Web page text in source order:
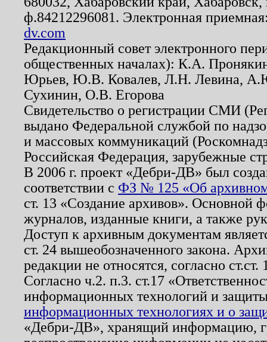
ф.84212296081. Электронная
dv.com
Редакционный совет электронного
общественных началах): К.А.
Юрьев, Ю.В. Ковалев, Л.Н. Левина,
Сухинин, О.В. Егорова
Свидетельство о регистрации СМИ
выдано Федеральной службой по
и массовых коммуникаций
Российская Федерация, зарубежные
В 2006 г. проект «Дебри-ДВ» был
соответствии с ФЗ № 125 «Об
ст. 13 «Создание архивов». Основной
журналов, изданные книги, а также
Доступ к архивным документам
ст. 24 вышеобозначенного закона.
редакции не относятся, согласно
Согласно ч.2. п.3. ст.17
информационных технологий и
информационных технологиях и о
«Дебри-ДВ», хранящий информацию,